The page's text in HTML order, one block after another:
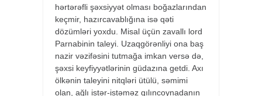
hərtərəfli şəxsiyyət olması boğazlarından
keçmir, hazırcavablığına isə qəti
dözümləri yoxdu. Misal üçün zavallı lord
Parnabinin taleyi. Uzaqgörənliyi ona baş
nazir vəzifəsini tutmağa imkan versə də,
şəxsi keyfiyyətlərinin güdazına getdi. Axı
ölkənin taleyini nitqləri ütülü, səmimi
olan, ağlı istər-istəməz qılıncoynadanın